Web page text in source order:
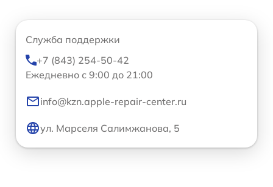
Служба поддержки
+7 (843) 254-50-42
Ежедневно с 9:00 до 21:00
info@kzn.apple-repair-center.ru
ул. Марселя Салимжанова, 5